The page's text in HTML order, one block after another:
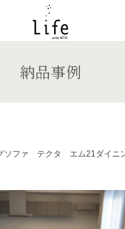
納品事例 News
ワードから記事を
ファ キッズ家具
納品事例
ソファ テクタ エム21ダイニ